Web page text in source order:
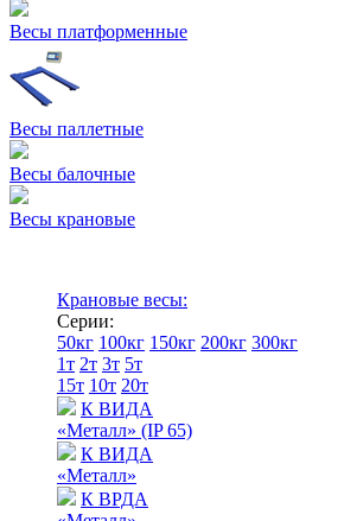
Весы платформенные
Весы паллетные
Весы балочные
Весы крановые
Крановые весы:
Серии:
50кг 100кг 150кг 200кг 300кг
1т 2т 3т 5т
15т 10т 20т
К ВИДА
«Металл» (IP 65)
К ВИДА
«Металл»
К ВРДА